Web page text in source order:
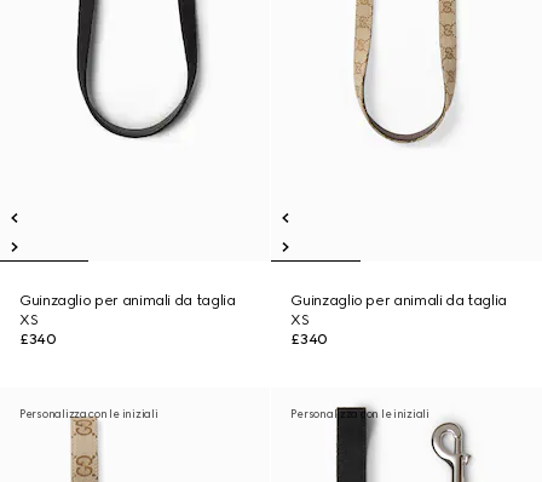
Guinzaglio per animali da taglia
XS
£340
Guinzaglio per animali da taglia
XS
£340
Personalizza con le iniziali Personalizza con le iniziali